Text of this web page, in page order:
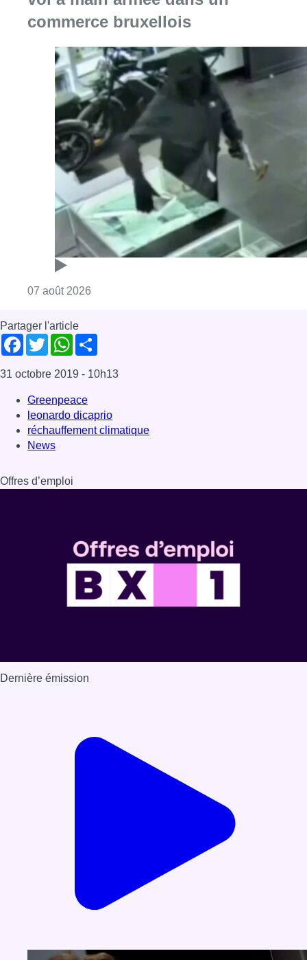
commerce bruxellois
07 août 2026
Partager l'article
Facebook
TwitterWhatsApp
31 octobre 2019 - 10h13
Greenpeace
leonardo dicaprio
réchauffement climatique
News
Offres d’emploi
Dernière émission